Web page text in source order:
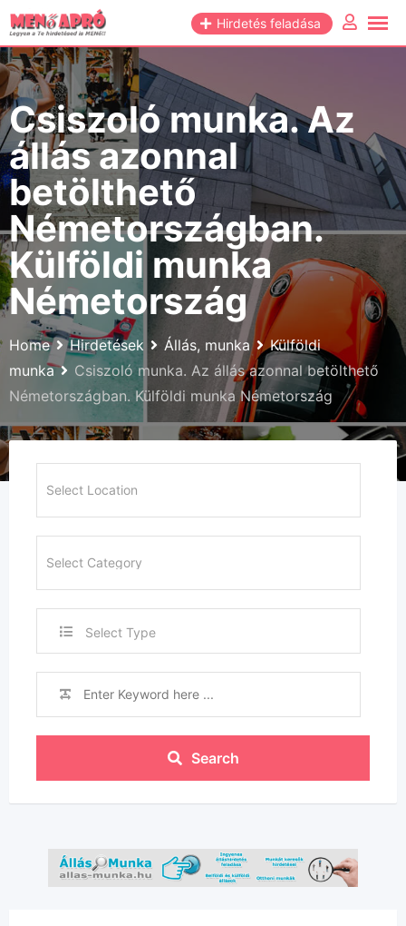
Skip
to
content
Hirdetés feladása
Csiszoló munka. Az
állás azonnal
betölthető
Németországban.
Külföldi munka
Németország
Home Hirdetések Állás, munka
Külföldi
munka
Csiszoló munka. Az állás azonnal betölthető
Németországban. Külföldi munka Németország
Select Type
Search